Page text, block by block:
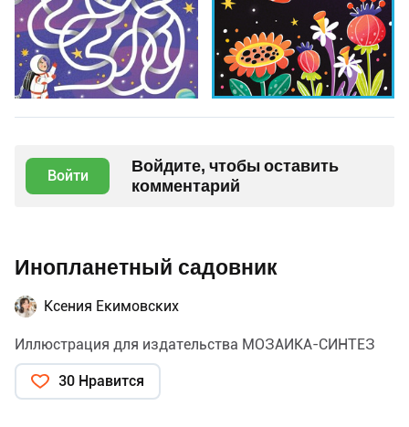
Войти
Войдите, чтобы оставить
комментарий
Инопланетный садовник
Ксения Екимовских
Иллюстрация для издательства МОЗАИКА-СИНТЕЗ
30 Нравится